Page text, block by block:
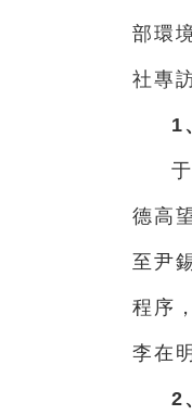
部環
社專
1
德高
至尹
程序
李在
2